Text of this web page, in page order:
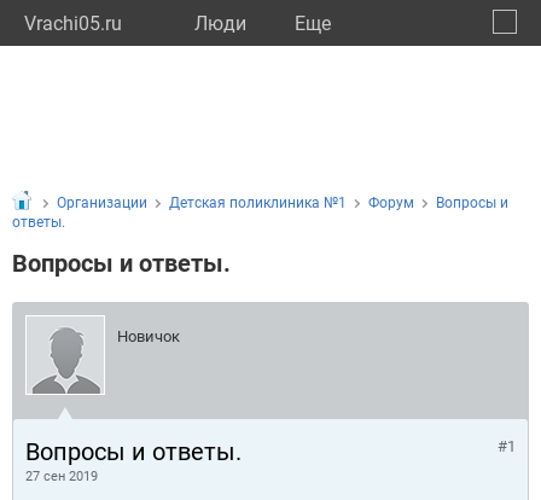
Vrachi05.ru Люди Eще
Организации Детская поликлиника №1 Форум
Вопросы и
ответы.
Вопросы и ответы.
Новичок
Вопросы и ответы.
27 сен 2019
#1